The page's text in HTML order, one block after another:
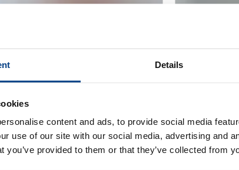
Details
content and ads, to provide social media
use of our site with our social media, advertising and
you’ve provided to them or that they’ve collected from
capacités en
Quintus QIH 286
WEBINAIRE
La